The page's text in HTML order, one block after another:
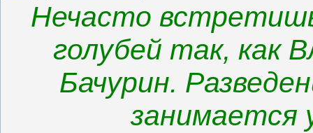
Нечасто
голубей так, как
Бачурин.
занимается